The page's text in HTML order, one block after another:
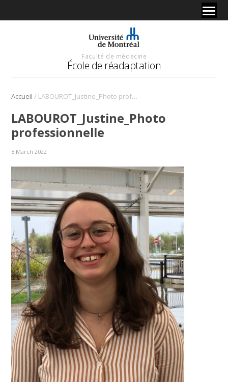
Faculté de médecine
École de réadaptation
Accueil / LABOUROT_Justine_Photo professionnelle
LABOUROT_Justine_Photo
professionnelle
8 March 2022